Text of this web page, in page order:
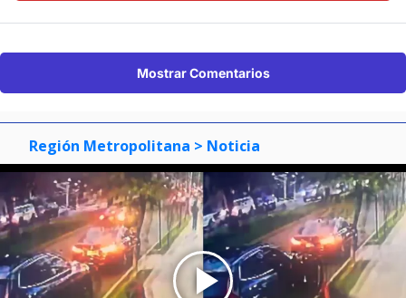
Mostrar Comentarios
Región Metropolitana > Noticia